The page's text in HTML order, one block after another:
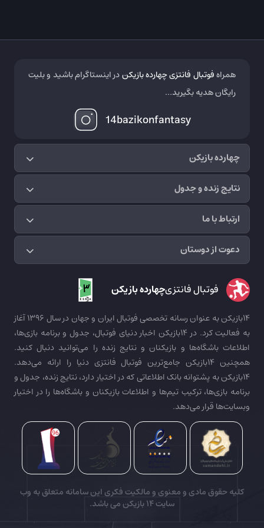
چهارده بازیکن
نتایج زنده و جدول
ارتباط با ما
دعوت از دوستان
همراهفوتبال فانتزی چهارده بازیکندر اینستاگرام باشید و بلیت
رایگان هدیه بگیرید...
14bazikonfantasy
فوتبال فانتزیچهارده بازیکن
14بازیکن به عنوان رسانه تخصصی فوتبال ایران و جهان در سال 1396 آغاز
به فعالیت کرد. در 14بازیکن اخبار دنیای فوتبال، جدول و برنامه بازی‌ها،
اطلاعات باشگاه‌ها و بازیکنان و نتایج زنده را می‌توانید دنبال کنید.
همچنین 14بازیکن جامع‌ترین فوتبال فانتزی دنیا را ارائه می‌دهد.
14بازیکن به پشتوانه بانک اطلاعاتی که در اختیار دارد، نتایج زنده، جدول و
برنامه بازی‌ها، ترکیب تیم‌ها و اطلاعات بازیکنان و باشگاه‌ها را در اختیار
وبسایت‌ها قرار می‌دهد.
کلیه حقوق مادی و معنوی و مالکیت فکری این سامانه متعلق به وب
سایت14 بازیکن می باشد.